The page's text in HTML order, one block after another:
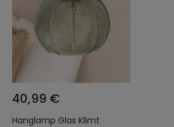
40,99 €
Hanglamp Glas Klimt